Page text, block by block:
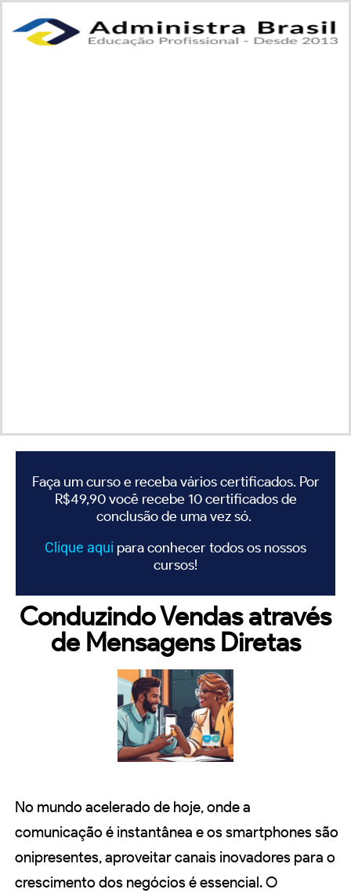
Faça um curso e receba vários certificados. Por
R$49,90 você recebe 10 certificados de
conclusão de uma vez só.
Clique aqui para conhecer todos os nossos
cursos!
Conduzindo Vendas através
de Mensagens Diretas
No mundo acelerado de hoje, onde a
comunicação é instantânea e os smartphones são
onipresentes, aproveitar canais inovadores para o
crescimento dos negócios é essencial. O